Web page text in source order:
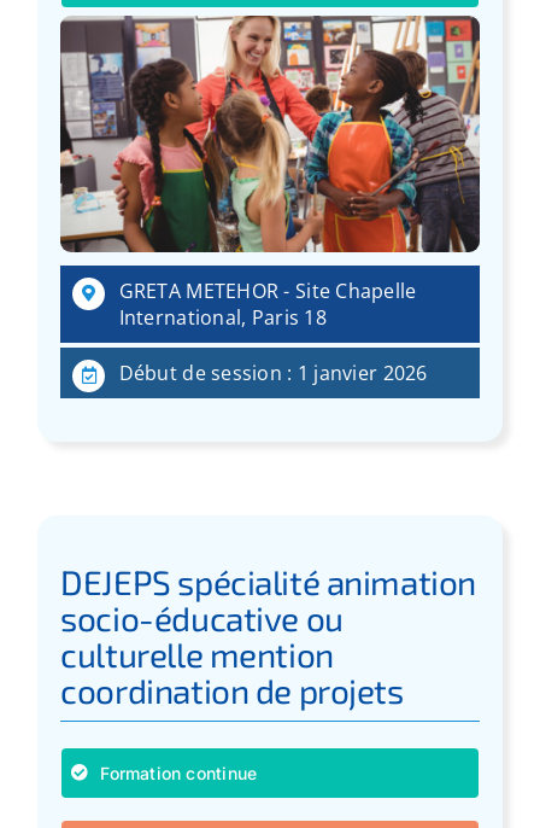
Actualités
Contact
pour
GRETA METEHOR - Site Chapelle
International, Paris 18
Début de session : 1 janvier 2026
DEJEPS spécialité animation
socio-éducative ou
culturelle mention
coordination de projets
Formation continue